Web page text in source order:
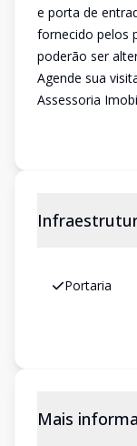
e porta de
fornecido pelos
poderão ser
Agende sua
Assessoria
Portaria
Mais